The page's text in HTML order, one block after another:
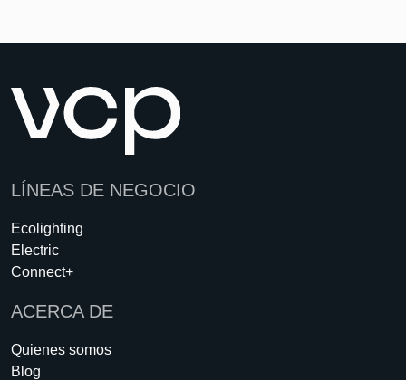
LÍNEAS DE NEGOCIO
Ecolighting
Electric
Connect+
ACERCA DE
Quienes somos
Blog